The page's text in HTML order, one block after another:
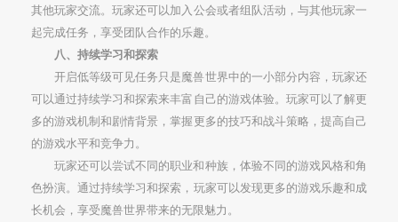
其他玩家交流。玩家还可以加入公会或者组队活动，与其他玩家一
起完成任务，享受团队合作的乐趣。
八、持续学习和探索
开启低等级可见任务只是魔兽世界中的一小部分内容，玩家还
可以通过持续学习和探索来丰富自己的游戏体验。玩家可以了解更
多的游戏机制和剧情背景，掌握更多的技巧和战斗策略，提高自己
的游戏水平和竞争力。
玩家还可以尝试不同的职业和种族，体验不同的游戏风格和角
色扮演。通过持续学习和探索，玩家可以发现更多的游戏乐趣和成
长机会，享受魔兽世界带来的无限魅力。